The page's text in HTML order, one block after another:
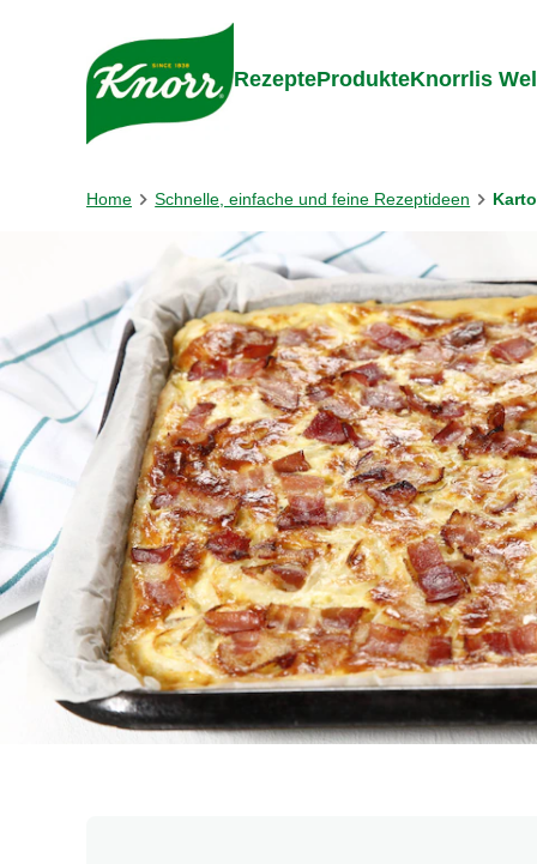
Gehe zu:
RezepteProdukteKnorrlis
Home Schnelle, einfache und feine Rezeptideen